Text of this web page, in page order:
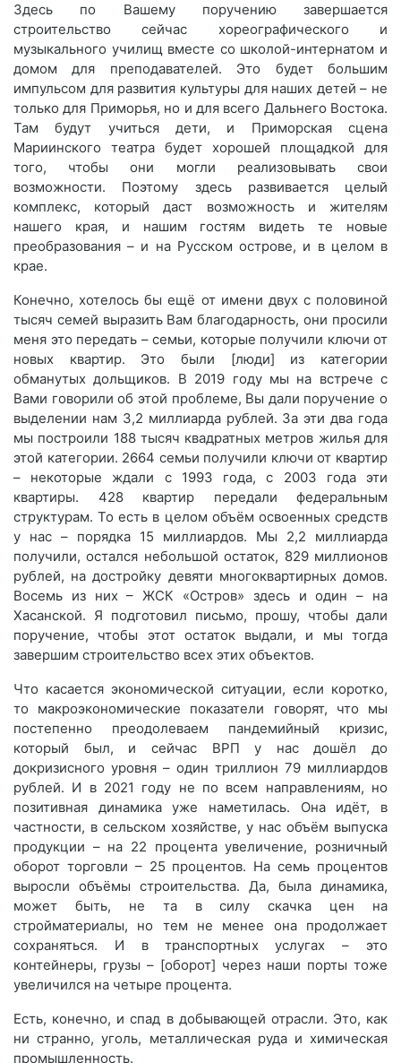
Здесь по Вашему поручению завершается
строительство сейчас хореографического и
музыкального училищ вместе со школой-интернатом и
домом для преподавателей. Это будет большим
импульсом для развития культуры для наших детей – не
только для Приморья, но и для всего Дальнего Востока.
Там будут учиться дети, и Приморская сцена
Мариинского театра будет хорошей площадкой для
того, чтобы они могли реализовывать свои
возможности. Поэтому здесь развивается целый
комплекс, который даст возможность и жителям
нашего края, и нашим гостям видеть те новые
преобразования – и на Русском острове, и в целом в
крае.
Конечно, хотелось бы ещё от имени двух с половиной
тысяч семей выразить Вам благодарность, они просили
меня это передать – семьи, которые получили ключи от
новых квартир. Это были [люди] из категории
обманутых дольщиков. В 2019 году мы на встрече с
Вами говорили об этой проблеме, Вы дали поручение о
выделении нам 3,2 миллиарда рублей. За эти два года
мы построили 188 тысяч квадратных метров жилья для
этой категории. 2664 семьи получили ключи от квартир
– некоторые ждали с 1993 года, с 2003 года эти
квартиры. 428 квартир передали федеральным
структурам. То есть в целом объём освоенных средств
у нас – порядка 15 миллиардов. Мы 2,2 миллиарда
получили, остался небольшой остаток, 829 миллионов
рублей, на достройку девяти многоквартирных домов.
Восемь из них – ЖСК «Остров» здесь и один – на
Хасанской. Я подготовил письмо, прошу, чтобы дали
поручение, чтобы этот остаток выдали, и мы тогда
завершим строительство всех этих объектов.
Что касается экономической ситуации, если коротко,
то макроэкономические показатели говорят, что мы
постепенно преодолеваем пандемийный кризис,
который был, и сейчас ВРП у нас дошёл до
докризисного уровня – один триллион 79 миллиардов
рублей. И в 2021 году не по всем направлениям, но
позитивная динамика уже наметилась. Она идёт, в
частности, в сельском хозяйстве, у нас объём выпуска
продукции – на 22 процента увеличение, розничный
оборот торговли – 25 процентов. На семь процентов
выросли объёмы строительства. Да, была динамика,
может быть, не та в силу скачка цен на
стройматериалы, но тем не менее она продолжает
сохраняться. И в транспортных услугах – это
контейнеры, грузы – [оборот] через наши порты тоже
увеличился на четыре процента.
Есть, конечно, и спад в добывающей отрасли. Это, как
ни странно, уголь, металлическая руда и химическая
промышленность.